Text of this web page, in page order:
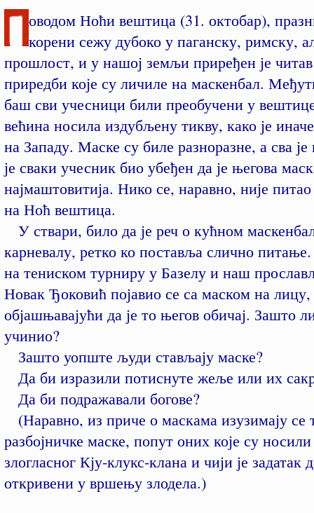
оводом Ноћи вештица (31. октобар),
корени сежу дубоко у паганску, римску,
прошлост, и у нашој земљи приређен је
приредби које су личиле на маскенбал.
баш сви учесници били преобучени у
већина носила издубљену тикву, како је
на Западу. Маске су биле разноразне, а сва
је сваки учесник био убеђен да је његова
најмаштовитија. Нико се, наравно, није
на Ноћ вештица.
У ствари, било да је реч о кућном
карневалу, ретко ко поставља слично
на тениском турниру у Базелу и наш
Новак Ђоковић појавио се са маском на лицу,
објашњавајући да је то његов обичај. Зашто
учинио?
Зашто уопште људи стављају маске?
Да би изразили потиснуте жеље или их
Да би подражавали богове?
(Наравно, из приче о маскама изузимају се
разбојничке маске, попут оних које су
злогласног Кју-клукс-клана и чији је задатак
откривени у вршењу злодела.)